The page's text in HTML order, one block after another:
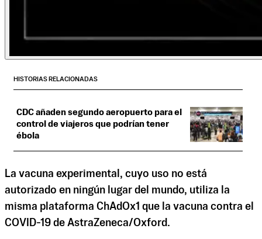
HISTORIAS RELACIONADAS
CDC añaden segundo aeropuerto para el
control de viajeros que podrían tener
ébola
La vacuna experimental, cuyo uso no está
autorizado en ningún lugar del mundo, utiliza la
misma plataforma ChAdOx1 que la vacuna contra el
COVID-19 de AstraZeneca/Oxford.